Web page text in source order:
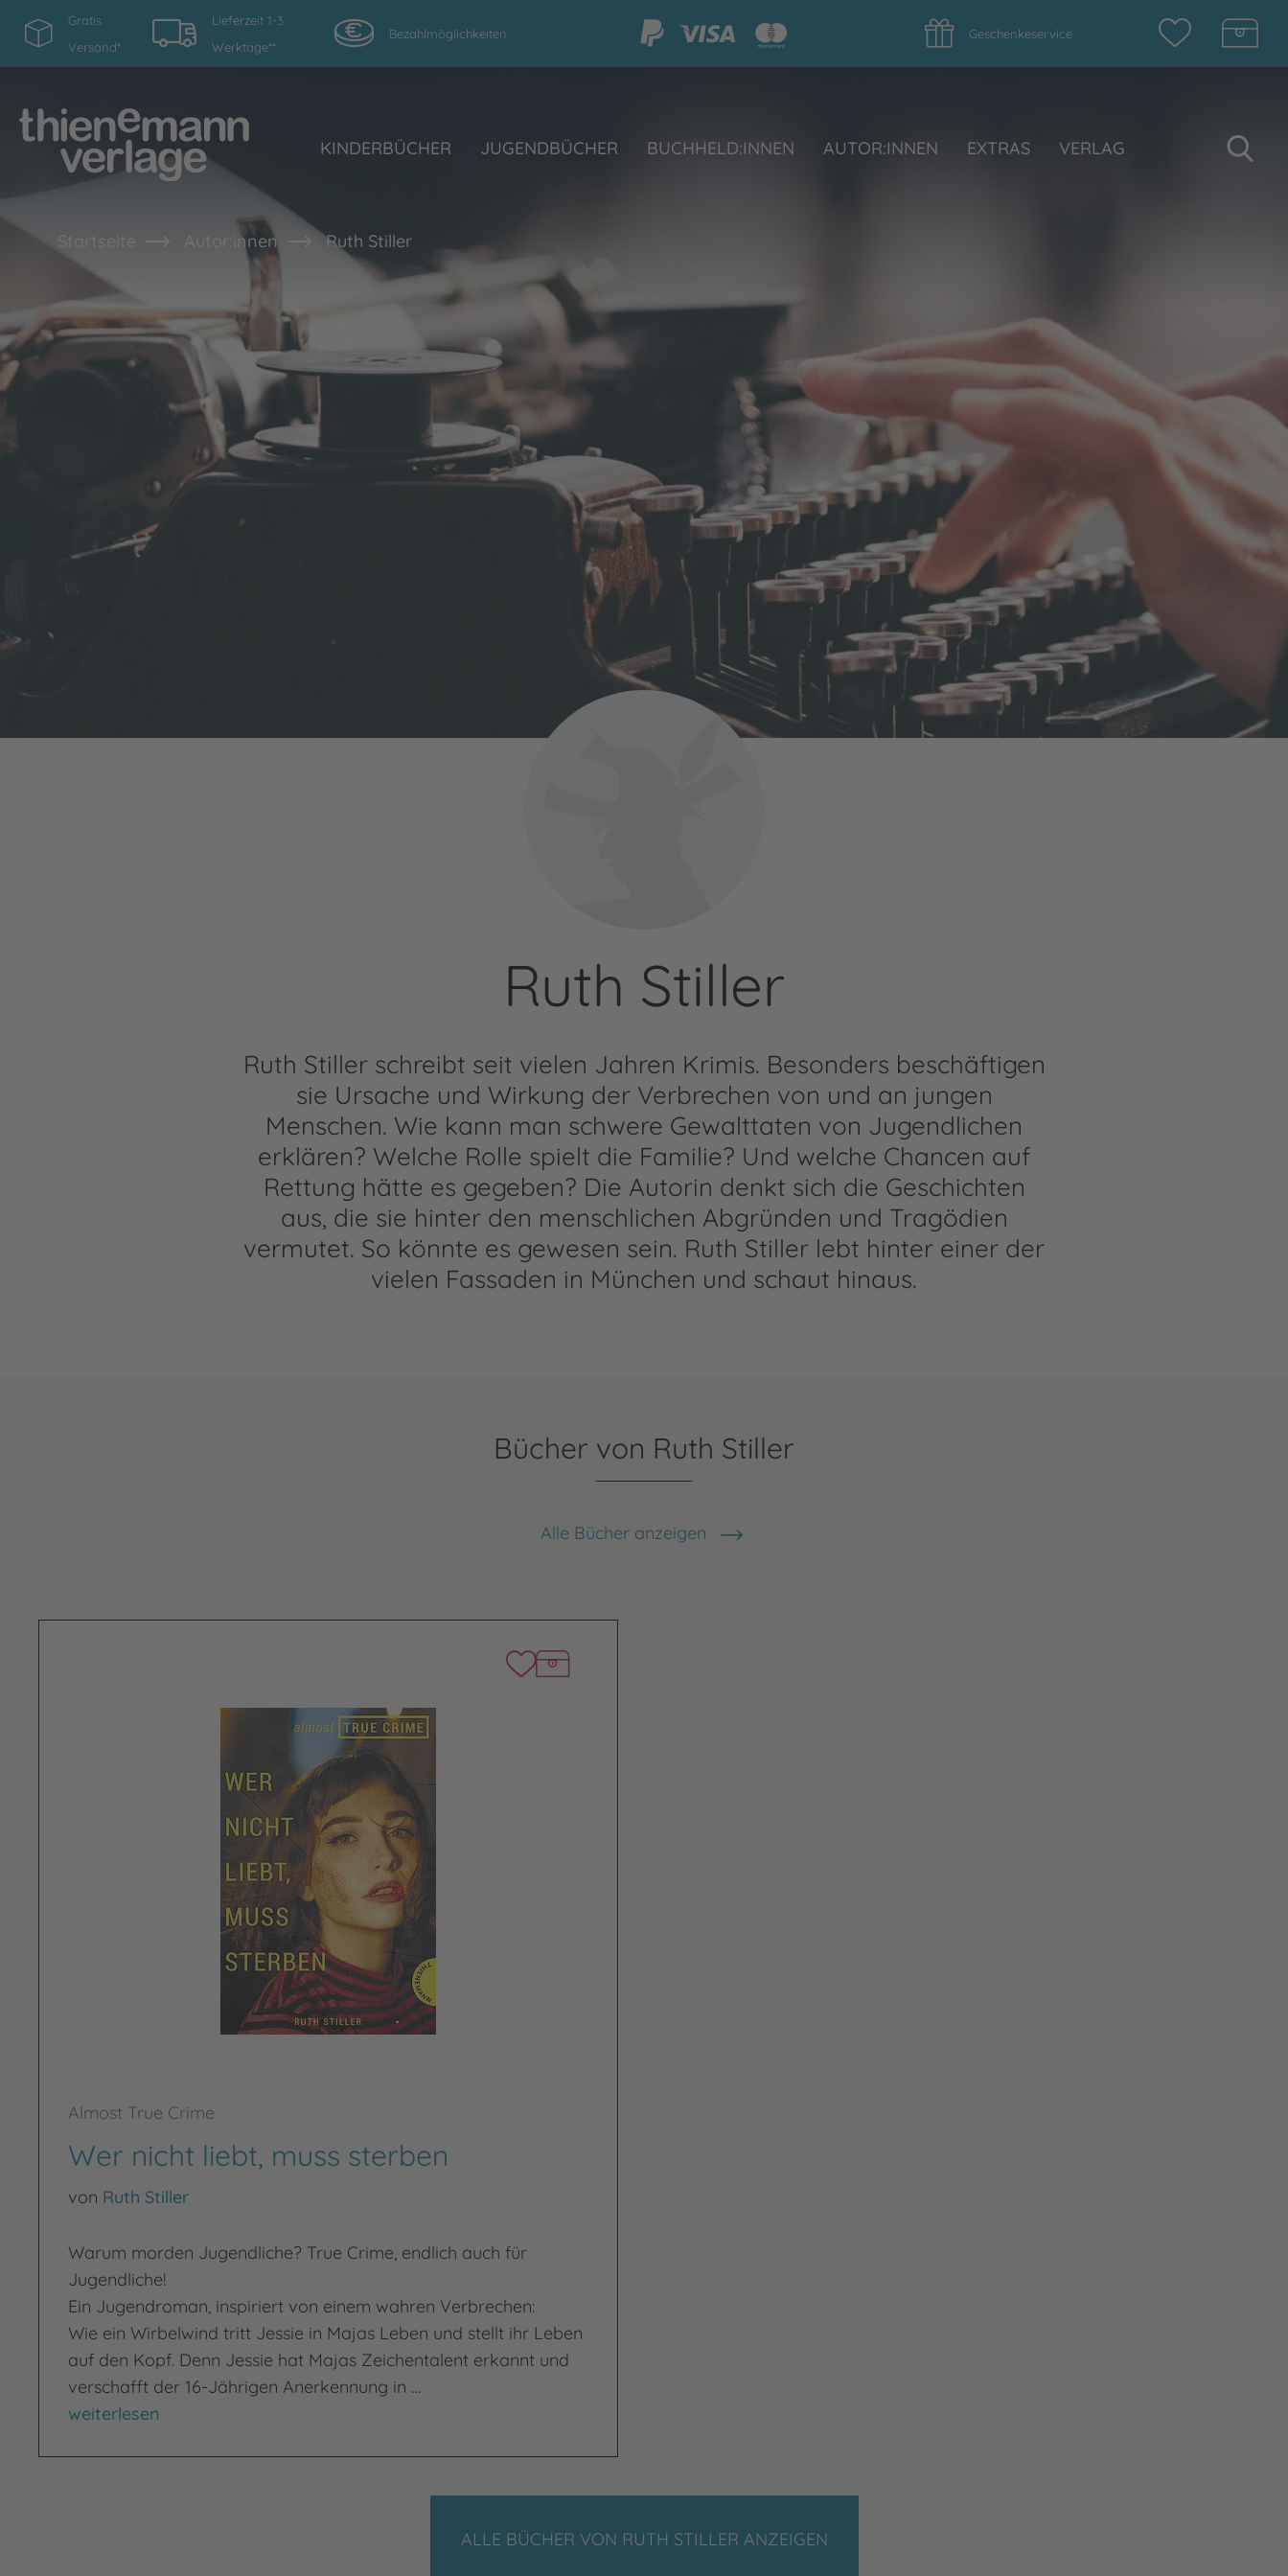
Gratis
Versand*
Lieferzeit 1-3
Werktage**
Bezahlmöglichkeiten Geschenkeservice
KINDERBÜCHER JUGENDBÜCHER BUCHHELD:INNEN AUTOR:INNEN EXTRAS VERLAG
Startseite Autor:innen Ruth Stiller
Ruth Stiller
Ruth Stiller schreibt seit vielen Jahren Krimis. Besonders beschäftigen
sie Ursache und Wirkung der Verbrechen von und an jungen
Menschen. Wie kann man schwere Gewalttaten von Jugendlichen
erklären? Welche Rolle spielt die Familie? Und welche Chancen auf
Rettung hätte es gegeben? Die Autorin denkt sich die Geschichten
aus, die sie hinter den menschlichen Abgründen und Tragödien
vermutet. So könnte es gewesen sein. Ruth Stiller lebt hinter einer der
vielen Fassaden in München und schaut hinaus.
Bücher von Ruth Stiller
Alle Bücher anzeigen
Almost True Crime
Wer nicht liebt, muss sterben
von Ruth Stiller
Warum morden Jugendliche? True Crime, endlich auch für
Jugendliche!
Ein Jugendroman, inspiriert von einem wahren Verbrechen:
Wie ein Wirbelwind tritt Jessie in Majas Leben und stellt ihr Leben
auf den Kopf. Denn Jessie hat Majas Zeichentalent erkannt und
verschafft der 16-Jährigen Anerkennung in …
Wer nicht liebt, muss sterben
weiterlesen
ALLE BÜCHER VON RUTH STILLER ANZEIGEN